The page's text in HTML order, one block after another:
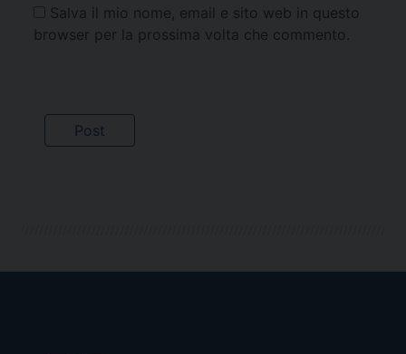
Salva il mio nome, email e sito web in questo
browser per la prossima volta che commento.